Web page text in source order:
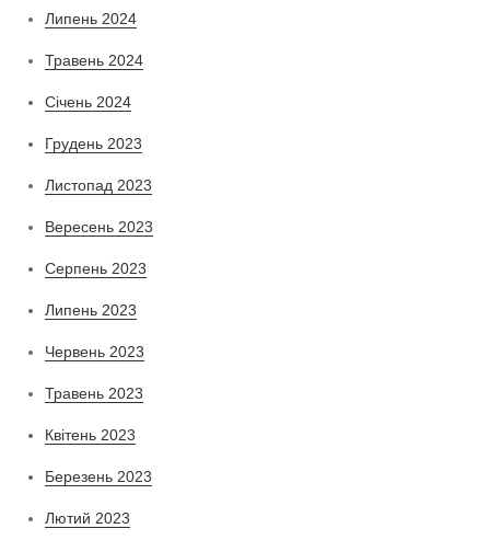
Липень 2024
Травень 2024
Січень 2024
Грудень 2023
Листопад 2023
Вересень 2023
Серпень 2023
Липень 2023
Червень 2023
Травень 2023
Квітень 2023
Березень 2023
Лютий 2023